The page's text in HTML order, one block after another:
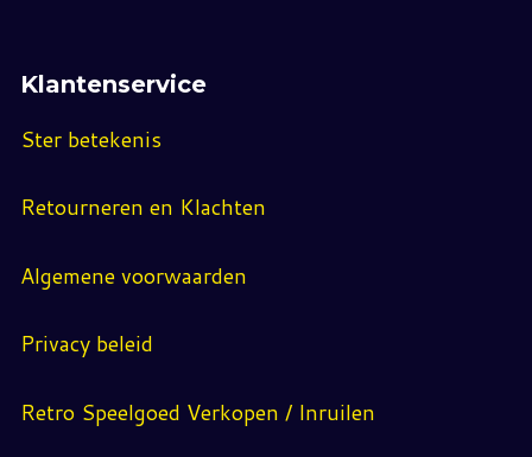
Klantenservice
Ster betekenis
Retourneren en Klachten
Algemene voorwaarden
Privacy beleid
Retro Speelgoed Verkopen / Inruilen